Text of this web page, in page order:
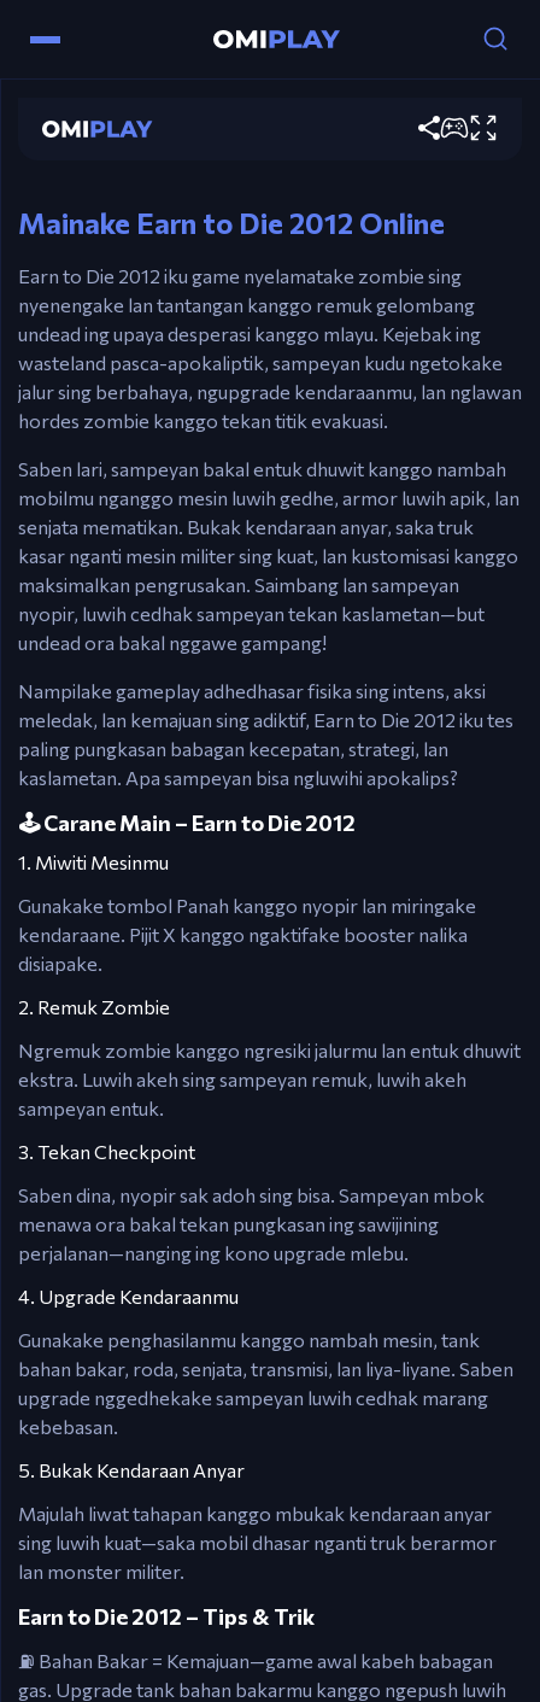
Earn to Die 2012
Ctrl / X – Boost.
Mainake Earn to Die 2012 Online
Earn to Die 2012 iku game nyelamatake zombie sing
nyenengake lan tantangan kanggo remuk gelombang
undead ing upaya desperasi kanggo mlayu. Kejebak ing
wasteland pasca-apokaliptik, sampeyan kudu ngetokake
jalur sing berbahaya, ngupgrade kendaraanmu, lan nglawan
hordes zombie kanggo tekan titik evakuasi.
Saben lari, sampeyan bakal entuk dhuwit kanggo nambah
mobilmu nganggo mesin luwih gedhe, armor luwih apik, lan
senjata mematikan. Bukak kendaraan anyar, saka truk
kasar nganti mesin militer sing kuat, lan kustomisasi kanggo
maksimalkan pengrusakan. Saimbang lan sampeyan
nyopir, luwih cedhak sampeyan tekan kaslametan—but
undead ora bakal nggawe gampang!
Nampilake gameplay adhedhasar fisika sing intens, aksi
meledak, lan kemajuan sing adiktif, Earn to Die 2012 iku tes
paling pungkasan babagan kecepatan, strategi, lan
kaslametan. Apa sampeyan bisa ngluwihi apokalips?
🕹️ Carane Main – Earn to Die 2012
1. Miwiti Mesinmu
Gunakake tombol Panah kanggo nyopir lan miringake
kendaraane. Pijit X kanggo ngaktifake booster nalika
disiapake.
2. Remuk Zombie
Ngremuk zombie kanggo ngresiki jalurmu lan entuk dhuwit
ekstra. Luwih akeh sing sampeyan remuk, luwih akeh
sampeyan entuk.
3. Tekan Checkpoint
Saben dina, nyopir sak adoh sing bisa. Sampeyan mbok
menawa ora bakal tekan pungkasan ing sawijining
perjalanan—nanging ing kono upgrade mlebu.
4. Upgrade Kendaraanmu
Gunakake penghasilanmu kanggo nambah mesin, tank
bahan bakar, roda, senjata, transmisi, lan liya-liyane. Saben
upgrade nggedhekake sampeyan luwih cedhak marang
kebebasan.
5. Bukak Kendaraan Anyar
Majulah liwat tahapan kanggo mbukak kendaraan anyar
sing luwih kuat—saka mobil dhasar nganti truk berarmor
lan monster militer.
Earn to Die 2012 – Tips & Trik
⛽ Bahan Bakar = Kemajuan—game awal kabeh babagan
gas. Upgrade tank bahan bakarmu kanggo ngepush luwih